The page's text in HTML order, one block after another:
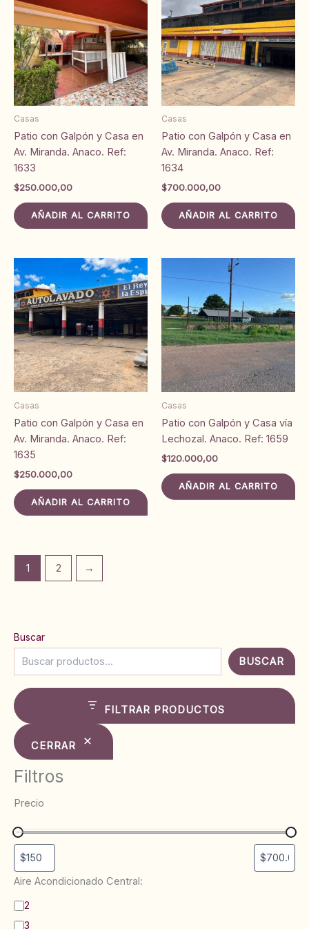
Casas
Patio con Galpón y Casa en
Av. Miranda. Anaco. Ref:
1633
$250.000,00
AÑADIR AL CARRITO
Casas
Patio con Galpón y Casa en
Av. Miranda. Anaco. Ref:
1634
$700.000,00
AÑADIR AL CARRITO
Casas
Patio con Galpón y Casa en
Av. Miranda. Anaco. Ref:
1635
$250.000,00
AÑADIR AL CARRITO
Casas
Patio con Galpón y Casa vía
Lechozal. Anaco. Ref: 1659
$120.000,00
AÑADIR AL CARRITO
1 2 →
Buscar
BUSCAR
FILTRAR PRODUCTOS
CERRAR
Filtros
Precio
Aire Acondicionado Central:
B 2
3